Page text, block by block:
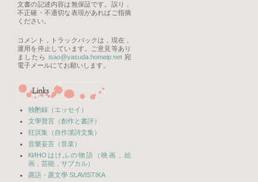
文書の記述内容は無保証です。誤り，
不正確・不適切な表現があればご指摘
ください。
コメント，トラックバックは，現在，
運用を停止しています。ご意見等あり
ましたら isao@yasuda. homeip. net 宛
電子メールにてお願いします。
Links
独酌録（エッセイ）
文學贅言（創作と書評）
狂溟集（自作漢詩文集）
音樂妄言（音楽）
КИНО はけふの物語（映画，絵
画，芸能，サブカル）
露語・露文學 SLAVISTIKA